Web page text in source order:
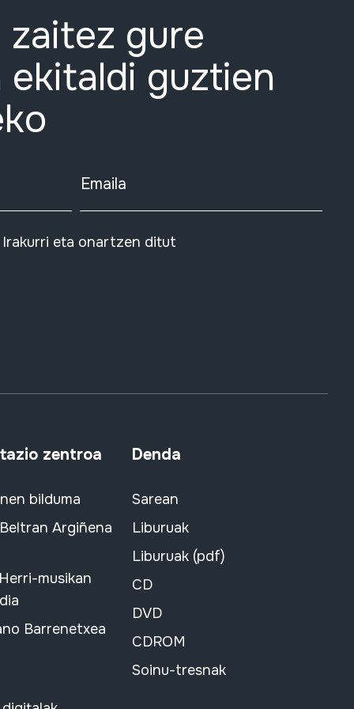
gure
guztien
Emaila
eta onartzen ditut
zentroa
bilduma
Argiñena
musikan
Barrenetxea
Denda
Sarean
Liburuak
Liburuak (pdf)
CD
DVD
CDROM
Soinu-tresnak